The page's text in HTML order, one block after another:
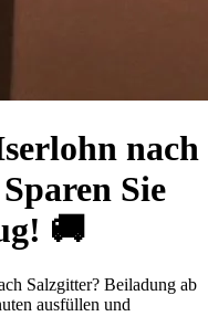
nach
Sie
🚚
Salzgitter? Beiladung ab
ausfüllen und